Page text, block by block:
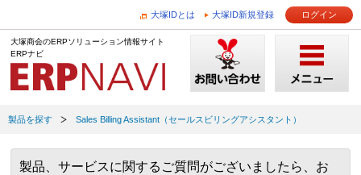
大塚IDとは 大塚ID新規登録 ログイン
大塚商会のERPソリューション情報サイト
ERPナビ
製品を探す Sales Billing Assistant（セールスビリングアシスタント）
製品、サービスに関するご質問がございましたら、お